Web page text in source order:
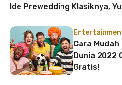
Ide Prewedding Klasiknya,
Cara
Dunia 2022
Gratis!